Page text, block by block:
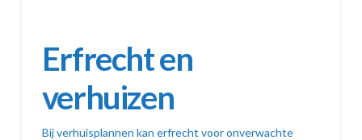
Erfrecht en
verhuizen
Bij verhuisplannen kan erfrecht voor onverwachte